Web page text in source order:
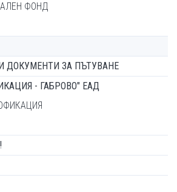
ФОНД
ДОКУМЕНТИ ЗА ПЪТУВАНЕ
- ГАБРОВО" ЕАД